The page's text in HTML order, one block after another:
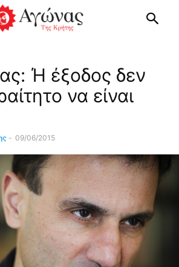
Ή έξοδος δεν
να είναι
- 09/06/2015